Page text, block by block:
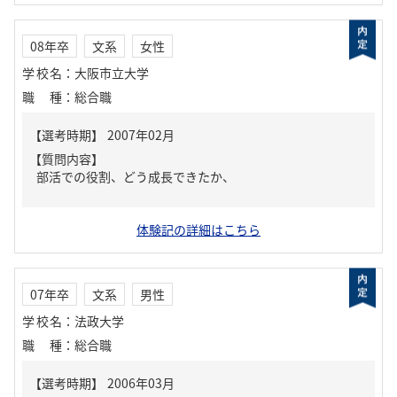
08年卒 文系
女性
学校名 ： 大阪市立大学
職種 ： 総合職
【質問内容】
部活での役割、どう成長できたか、
体験記の詳細はこちら
07年卒 文系
男性
学校名 ： 法政大学
職種 ： 総合職